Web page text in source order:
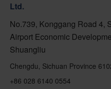
Ltd.
No.739, Konggang Road 4,
Airport Economic
Shuangliu
Chengdu, Sichuan Province
+86 028 6140 0554